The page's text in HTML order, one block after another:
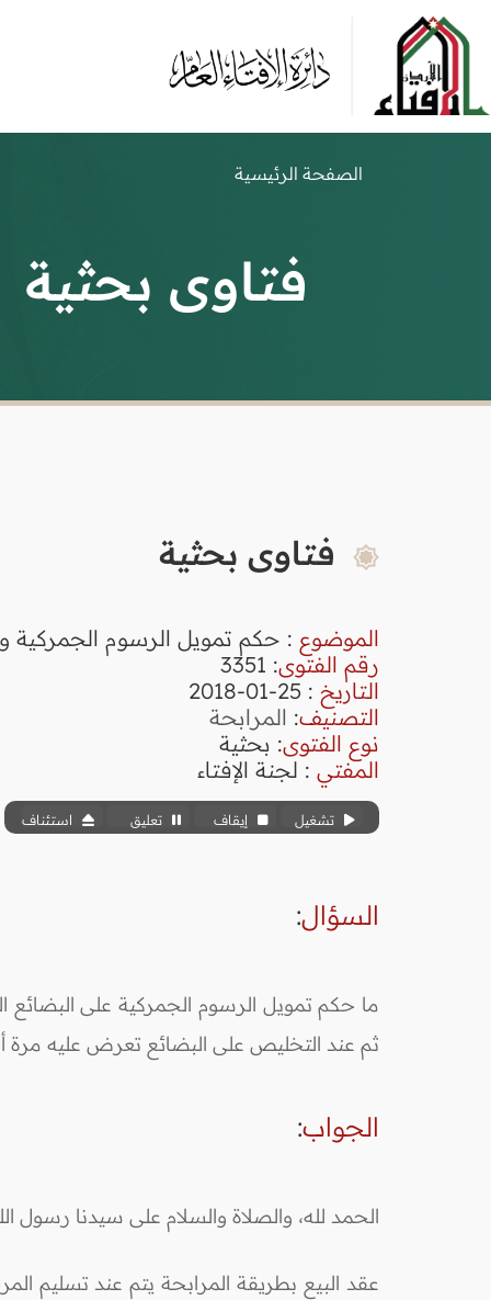
الصفحة الرئيسية
فتاوى بحثية
فتاوى بحثية
الموضوع : حكم تمويل الرسوم الجمركية
رقم الفتوى:
3351
التاريخ : 25-01-2018
التصنيف: المرابحة
نوع الفتوى: بحثية
المفتي : لجنة الإفتاء
تشغيل إيقاف تعليق استئناف
السؤال:
ما حكم تمويل الرسوم الجمركية على البضائع
ثم عند التخليص على البضائع تعرض عليه مرة
الجواب:
الحمد لله، والصلاة والسلام على سيدنا رسول
عقد البيع بطريقة المرابحة يتم عند تسليم